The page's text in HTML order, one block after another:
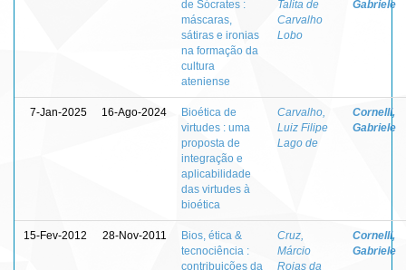
de Sócrates :
máscaras,
sátiras e ironias
na formação da
cultura
ateniense
Talita de
Carvalho
Lobo
Gabriele
7-Jan-2025 16-Ago-2024
Bioética de
virtudes : uma
proposta de
integração e
aplicabilidade
das virtudes à
bioética
Carvalho,
Luiz Filipe
Lago de
Cornelli,
Gabriele
15-Fev-2012 28-Nov-2011
Bios, ética &
tecnociência :
contribuições da
Cruz,
Márcio
Rojas da
Cornelli,
Gabriele